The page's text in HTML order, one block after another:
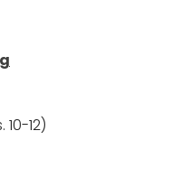
Linkedin
Youtube
12)